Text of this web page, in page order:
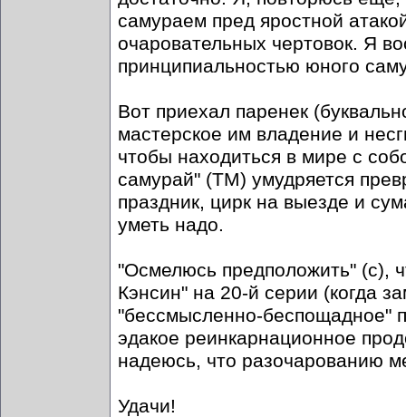
самураем пред яростной
очаровательных чертовок. Я
принципиальностью юного
Вот приехал паренек
мастерское им владение и
чтобы находиться в мире с
самурай" (ТМ) умудряется
праздник, цирк на выезде и
уметь надо.
"Осмелюсь предположить" (с),
Кэнсин" на 20-й серии (когда
"бессмысленно-беспощадное"
эдакое реинкарнационное
надеюсь, что разочарованию
Удачи!